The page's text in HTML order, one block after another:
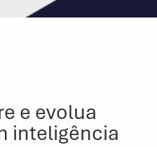
e evolua
inteligência